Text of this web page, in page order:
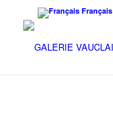
Français